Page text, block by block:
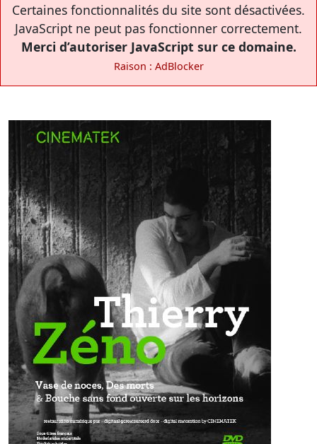
Certaines fonctionnalités du site sont désactivées.
JavaScript ne peut pas fonctionner correctement.
Merci d’autoriser JavaScript sur ce domaine.
Raison : AdBlocker